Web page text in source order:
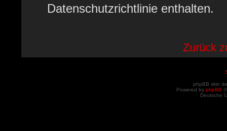
Datenschutzrichtlinie enthalten.
Zurück
phpBB skin
Powered by phpBB
Deutsche